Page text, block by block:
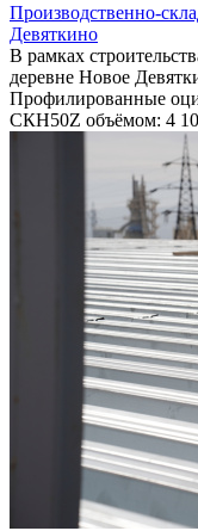
Производственно-
Девяткино
В рамках
деревне Новое
Профилированные
СКН50Z объёмом: 4